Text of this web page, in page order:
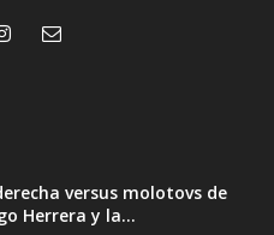
versus molotovs de
Herrera y la...